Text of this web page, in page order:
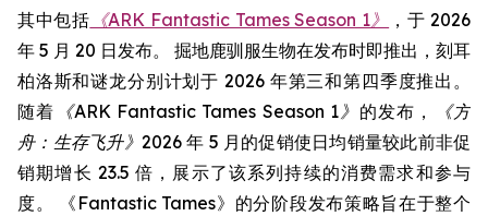
其中包括 《ARK Fantastic Tames Season 1》
，于 2026
年 5 月 20 日发布。 掘地鹿驯服生物在发布时即推出，刻耳
柏洛斯和谜龙分别计划于 2026 年第三和第四季度推出。
随着 《ARK Fantastic Tames Season 1》 的发布，
《方
舟：生存飞升》 2026 年 5 月的促销使日均销量较此前非促
销期增长 23.5 倍，展示了该系列持续的消费需求和参与
度。 《Fantastic Tames》的分阶段发布策略旨在于整个